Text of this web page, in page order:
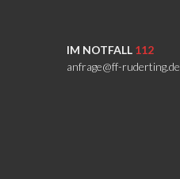
IM NOTFALL 112
anfrage@ff-ruderting.de